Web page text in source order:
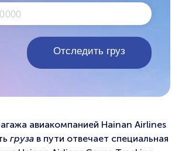
авиакомпанией Hainan Airlines
груза в пути отвечает специальная